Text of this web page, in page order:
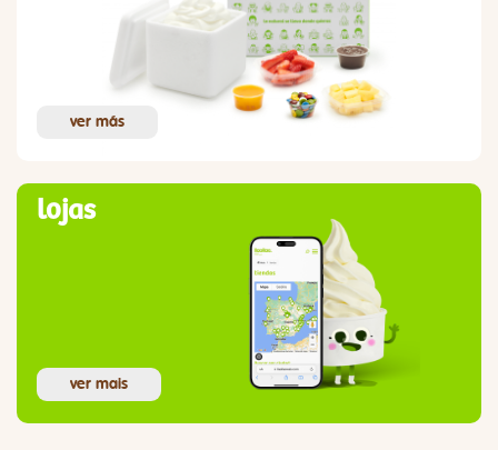
ver más
lojas
ver mais